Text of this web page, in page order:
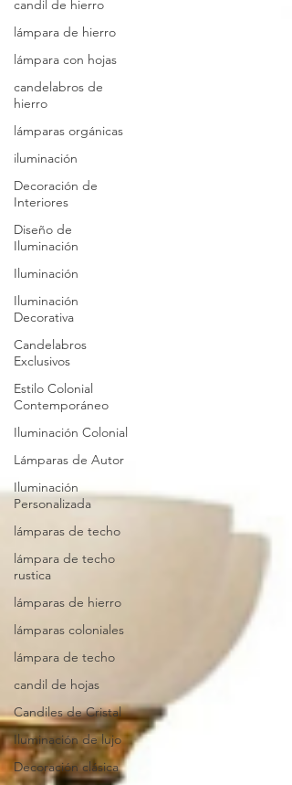
candil de hierro
lámpara de hierro
lámpara con hojas
candelabros de
hierro
lámparas orgánicas
iluminación
Decoración de
Interiores
Diseño de
Iluminación
Iluminación
Iluminación
Decorativa
Candelabros
Exclusivos
Estilo Colonial
Contemporáneo
Iluminación Colonial
Lámparas de Autor
Iluminación
Personalizada
lámparas de techo
lámpara de techo
rustica
lámparas de hierro
lámparas coloniales
lámpara de techo
candil de hojas
Candiles de Cristal
Iluminación de lujo
Decoración clásica